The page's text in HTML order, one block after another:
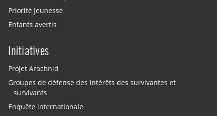
Priorité Jeunesse
Enfants avertis
Initiatives
Projet Arachnid
Groupes de défense des intérêts des survivantes et
survivants
Enquête internationale